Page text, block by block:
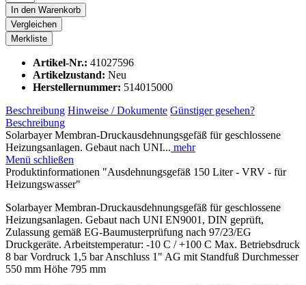
In den Warenkorb
Vergleichen
Merkliste
Artikel-Nr.: 41027596
Artikelzustand: Neu
Herstellernummer: 514015000
Beschreibung Hinweise / Dokumente Günstiger gesehen?
Beschreibung
Solarbayer Membran-Druckausdehnungsgefäß für geschlossene
Heizungsanlagen. Gebaut nach UNI... mehr
Menü schließen
Produktinformationen "Ausdehnungsgefäß 150 Liter - VRV - für
Heizungswasser"
Solarbayer Membran-Druckausdehnungsgefäß für geschlossene
Heizungsanlagen. Gebaut nach UNI EN9001, DIN geprüft,
Zulassung gemäß EG-Baumusterprüfung nach 97/23/EG
Druckgeräte. Arbeitstemperatur: -10 C / +100 C Max. Betriebsdruck
8 bar Vordruck 1,5 bar Anschluss 1" AG mit Standfuß Durchmesser
550 mm Höhe 795 mm